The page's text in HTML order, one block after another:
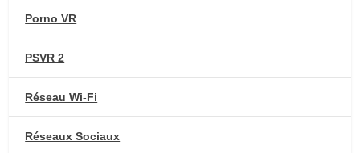
Porno VR
PSVR 2
Réseau Wi-Fi
Réseaux Sociaux